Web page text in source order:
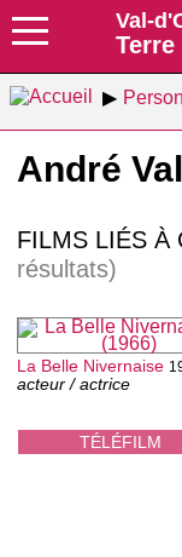
Val-
Terre
André
FILMS LIÉS À
résultats)
TÉLÉFILM
La Belle Nivernaise
acteur / actrice